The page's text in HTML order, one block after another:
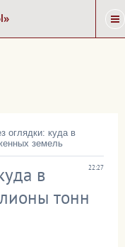
оглядки: куда в
земель
22:27
в
тонн